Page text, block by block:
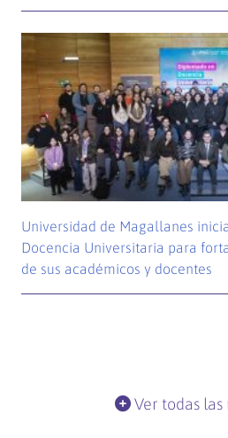
Universidad de Magallanes
Docencia Universitaria para
de sus académicos y docentes
Ver todas